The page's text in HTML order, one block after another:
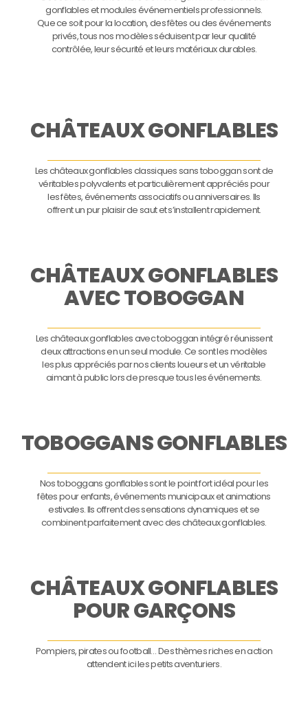
gonflables et modules événementiels professionnels.
Que ce soit pour la location, des fêtes ou des événements
privés, tous nos modèles séduisent par leur qualité
contrôlée, leur sécurité et leurs matériaux durables.
CHÂTEAUX GONFLABLES
Les châteaux gonflables classiques sans toboggan sont de
véritables polyvalents et particulièrement appréciés pour
les fêtes, événements associatifs ou anniversaires. Ils
offrent un pur plaisir de saut et s’installent rapidement.
CHÂTEAUX GONFLABLES
AVEC TOBOGGAN
Les châteaux gonflables avec toboggan intégré réunissent
deux attractions en un seul module. Ce sont les modèles
les plus appréciés par nos clients loueurs et un véritable
aimant à public lors de presque tous les événements.
TOBOGGANS GONFLABLES
Nos toboggans gonflables sont le point fort idéal pour les
fêtes pour enfants, événements municipaux et animations
estivales. Ils offrent des sensations dynamiques et se
combinent parfaitement avec des châteaux gonflables.
CHÂTEAUX GONFLABLES
POUR GARÇONS
Pompiers, pirates ou football… Des thèmes riches en action
attendent ici les petits aventuriers.